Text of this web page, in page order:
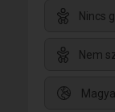
Nincs
Nem